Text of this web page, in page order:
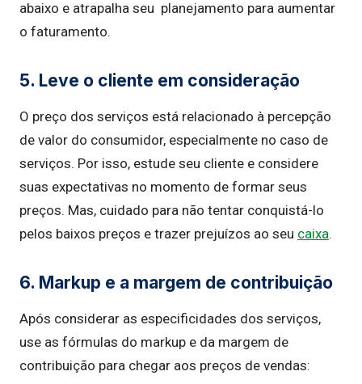
abaixo e atrapalha seu planejamento para aumentar
o faturamento.
5. Leve o cliente em consideração
O preço dos serviços está relacionado à percepção
de valor do consumidor, especialmente no caso de
serviços. Por isso, estude seu cliente e considere
suas expectativas no momento de formar seus
preços. Mas, cuidado para não tentar conquistá-lo
pelos baixos preços e trazer prejuízos ao seu caixa.
6. Markup e a margem de contribuição
Após considerar as especificidades dos serviços,
use as fórmulas do markup e da margem de
contribuição para chegar aos preços de vendas: